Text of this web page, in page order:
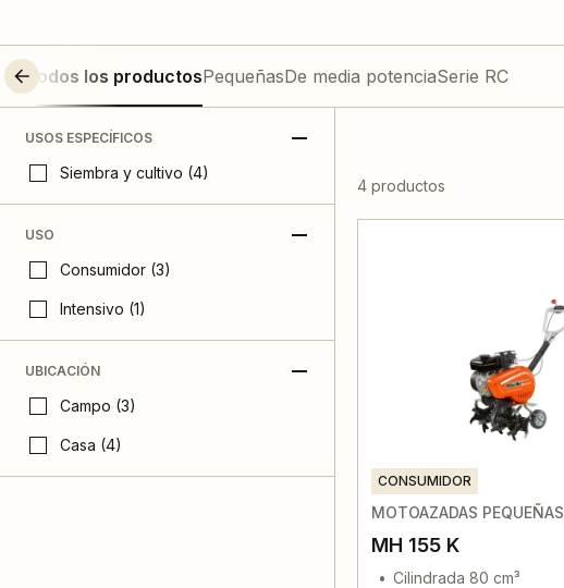
Todos los productosPequeñasDe media potenciaSerie RC
USOS ESPECÍFICOS
Siembra y cultivo (4)
USO
Consumidor (3)
Intensivo (1)
UBICACIÓN
Campo (3)
Casa (4)
4 productos
CONSUMIDOR
MOTOAZADAS PEQUEÑAS
MH 155 K
Cilindrada 80 cm³